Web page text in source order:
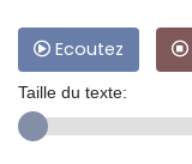
Ecoutez
Taille du texte: